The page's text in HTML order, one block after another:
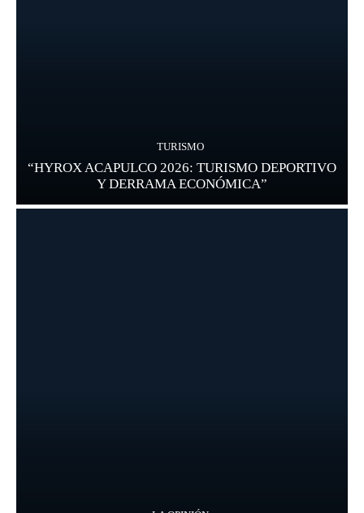
TURISMO
“HYROX ACAPULCO 2026: TURISMO DEPORTIVO
Y DERRAMA ECONÓMICA”